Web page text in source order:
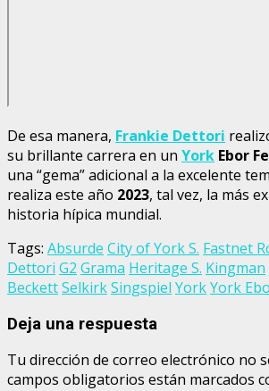
De esa manera, Frankie Dettori
su brillante carrera en un York Ebor
una “gema” adicional a la excelente
realiza este año 2023, tal vez, la más
historia hípica mundial.
Tags: Absurde City of York S. Fastnet
Dettori G2 Grama Heritage S. Kingman
BeckettSelkirkSingspiel YorkYork
Deja una respuesta
Tu dirección de correo electrónico no
campos obligatorios están marcados